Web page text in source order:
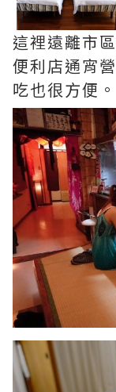
這裡遠離市
便利店通宵
吃也很方便。